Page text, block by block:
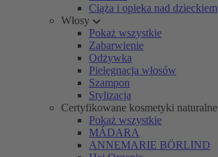
Ciąża i opieka nad dzieckiem
Włosy
Pokaż wszystkie
Zabarwienie
Odżywka
Pielęgnacja włosów
Szampon
Stylizacja
Certyfikowane kosmetyki naturalne
Pokaż wszystkie
MÁDARA
ANNEMARIE BÖRLIND